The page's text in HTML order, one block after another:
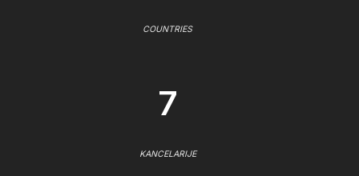
COUNTRIES
7
KANCELARIJE